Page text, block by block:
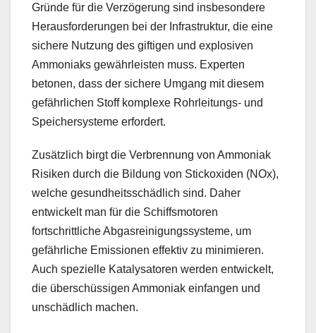
Gründe für die Verzögerung sind insbesondere
Herausforderungen bei der Infrastruktur, die eine
sichere Nutzung des giftigen und explosiven
Ammoniaks gewährleisten muss. Experten
betonen, dass der sichere Umgang mit diesem
gefährlichen Stoff komplexe Rohrleitungs- und
Speichersysteme erfordert.
Zusätzlich birgt die Verbrennung von Ammoniak
Risiken durch die Bildung von Stickoxiden (NOx),
welche gesundheitsschädlich sind. Daher
entwickelt man für die Schiffsmotoren
fortschrittliche Abgasreinigungssysteme, um
gefährliche Emissionen effektiv zu minimieren.
Auch spezielle Katalysatoren werden entwickelt,
die überschüssigen Ammoniak einfangen und
unschädlich machen.